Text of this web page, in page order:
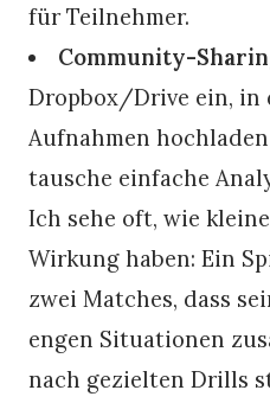
für Teilnehmer.
Community-
Dropbox/Drive ein, in
Aufnahmen
tausche einfache
Ich sehe oft, wie
Wirkung haben: Ein
zwei Matches, dass
engen Situationen
nach gezielten Drills